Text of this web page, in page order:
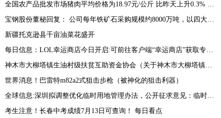
全国农产品批发市场猪肉平均价格为18.97元/公斤 比昨天上升0.3% 最新
宝钢股份董秘回复： 公司每年铁矿石采购规模约8000万吨，以四大矿为主，近年来公司积极拓展非主流矿山资源-环球看热讯
新疆托克逊县千亩油菜花盛开
每日信息：LOL幸运商店今日开启:可前往客户端“幸运商店”获取专属皮肤折扣
神木市大柳塔镇生油村级扶贫互助资金协会（关于神木市大柳塔镇生油村级扶贫互助资金协会介绍）
世界消息！巴雷特m82a2式狙击步枪（被神化的狙击利器）
全球信息:深圳拟调整优化临时用地管理办法，公开征求意见：临时用地使用期限一般不超过2年
考生注意！长春中考成绩7月13日可查询！ 每日看点